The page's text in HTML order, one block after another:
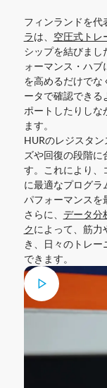
フィンランドを代
ラは、 空圧式トレ
シップを結びまし
ォーマンス・ハ
を高めるだけでな
ータで確認できる
ポートしたりしな
ます。
HURのレジスタ
ズや回復の段階に
す。これにより、
に最適なプログラ
パフォーマンスを
さらに、 データ分
クによって、筋力
き、日々のトレ
できます。